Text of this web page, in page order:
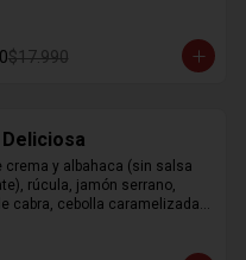
$17.990
crema y albahaca (sin salsa
rúcula, jamón serrano,
cabra, cebolla caramelizada,